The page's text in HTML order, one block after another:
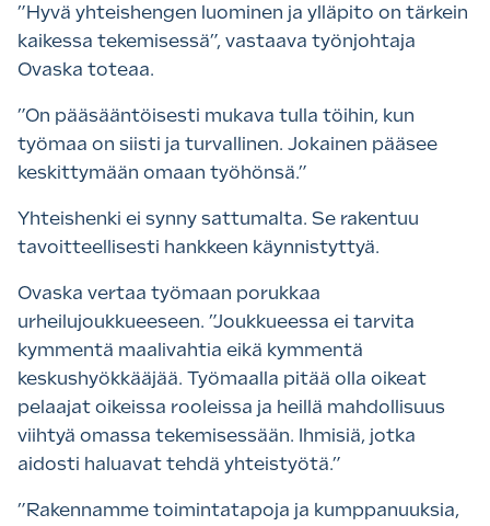
”Hyvä yhteishengen luominen ja ylläpito on tärkein
kaikessa tekemisessä”, vastaava työnjohtaja
Ovaska toteaa.
”On pääsääntöisesti mukava tulla töihin, kun
työmaa on siisti ja turvallinen. Jokainen pääsee
keskittymään omaan työhönsä.”
Yhteishenki ei synny sattumalta. Se rakentuu
tavoitteellisesti hankkeen käynnistyttyä.
Ovaska vertaa työmaan porukkaa
urheilujoukkueeseen. ”Joukkueessa ei tarvita
kymmentä maalivahtia eikä kymmentä
keskushyökkääjää. Työmaalla pitää olla oikeat
pelaajat oikeissa rooleissa ja heillä mahdollisuus
viihtyä omassa tekemisessään. Ihmisiä, jotka
aidosti haluavat tehdä yhteistyötä.”
”Rakennamme toimintatapoja ja kumppanuuksia,